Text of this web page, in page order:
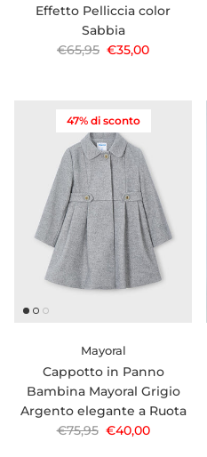
Effetto Pelliccia color
Sabbia
Prezzo normale
€65,95 Prezzo di
€35,00
47% di sconto
Mayoral
Cappotto in Panno
Bambina Mayoral Grigio
Argento elegante a Ruota
Prezzo normale
€75,95 Prezzo di vendita
€40,00